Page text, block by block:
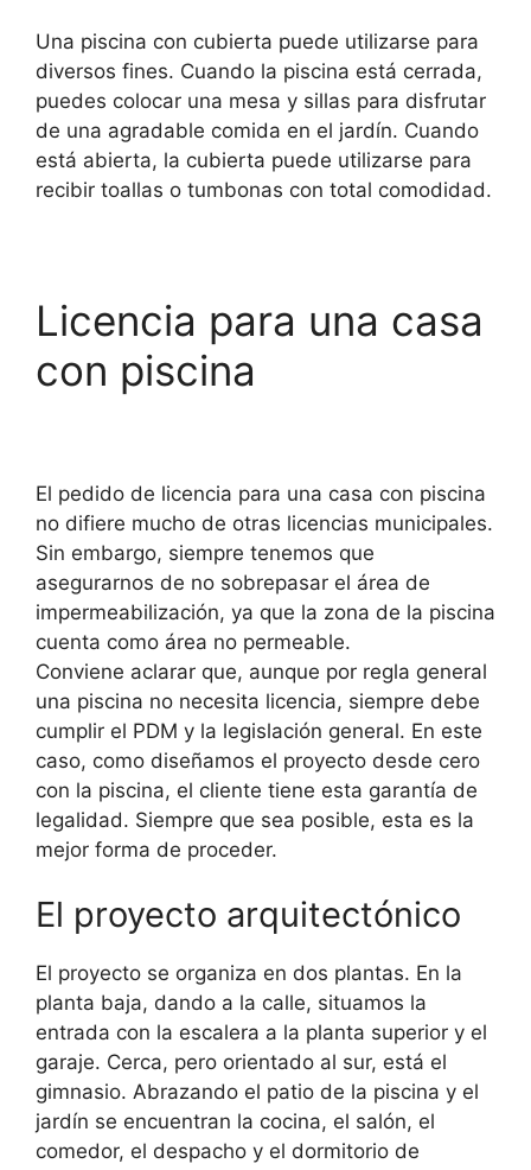
Una piscina con cubierta puede utilizarse para
diversos fines. Cuando la piscina está cerrada,
puedes colocar una mesa y sillas para disfrutar
de una agradable comida en el jardín. Cuando
está abierta, la cubierta puede utilizarse para
recibir toallas o tumbonas con total comodidad.
Licencia para una casa
con piscina
El pedido de licencia para una casa con piscina
no difiere mucho de otras licencias municipales.
Sin embargo, siempre tenemos que
asegurarnos de no sobrepasar el área de
impermeabilización, ya que la zona de la piscina
cuenta como área no permeable.
Conviene aclarar que, aunque por regla general
una piscina no necesita licencia, siempre debe
cumplir el PDM y la legislación general. En este
caso, como diseñamos el proyecto desde cero
con la piscina, el cliente tiene esta garantía de
legalidad. Siempre que sea posible, esta es la
mejor forma de proceder.
El proyecto arquitectónico
El proyecto se organiza en dos plantas. En la
planta baja, dando a la calle, situamos la
entrada con la escalera a la planta superior y el
garaje. Cerca, pero orientado al sur, está el
gimnasio. Abrazando el patio de la piscina y el
jardín se encuentran la cocina, el salón, el
comedor, el despacho y el dormitorio de